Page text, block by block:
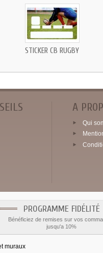
STICKER CB RUGBY
A
Qui
PROGRAMME FIDÉLITÉ
Bénéficiez de remises sur vos
jusqu'a 10%
muraux